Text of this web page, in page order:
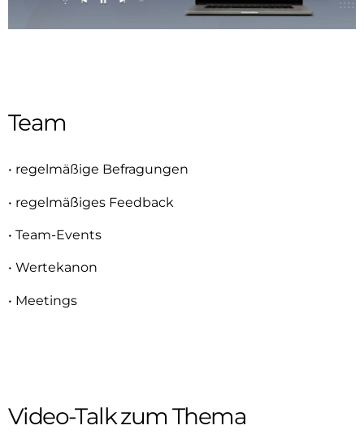
Team
• regelmäßige Befragungen
• regelmäßiges Feedback
• Team-Events
• Wertekanon
• Meetings
Video-Talk zum Thema